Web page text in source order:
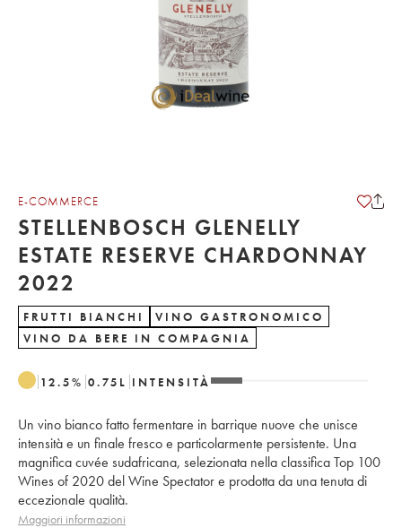
E-COMMERCE
STELLENBOSCH GLENELLY
ESTATE RESERVE CHARDONNAY
2022
FRUTTI BIANCHI
VINO GASTRONOMICO
VINO DA BERE IN COMPAGNIA
12.5% 0.75 L INTENSITÀ
Un vino bianco fatto fermentare in barrique nuove che unisce
intensità e un finale fresco e particolarmente persistente. Una
magnifica cuvée sudafricana, selezionata nella classifica Top 100
Wines of 2020 del Wine Spectator e prodotta da una tenuta di
eccezionale qualità.
Maggiori informazioni